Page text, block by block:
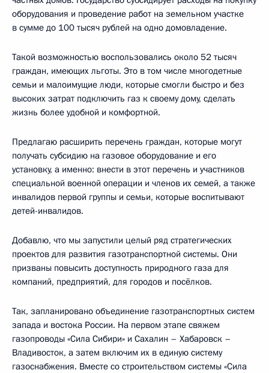
оборудования и проведение работ на земельном участке
в сумме до 100 тысяч рублей на одно домовладение.
Такой возможностью воспользовались около 52 тысяч
граждан, имеющих льготы. Это в том числе многодетные
семьи и малоимущие люди, которые смогли быстро и без
высоких затрат подключить газ к своему дому, сделать
жизнь более удобной и комфортной.
Предлагаю расширить перечень граждан, которые могут
получать субсидию на газовое оборудование и его
установку, а именно: внести в этот перечень и участников
специальной военной операции и членов их семей, а также
инвалидов первой группы и семьи, которые воспитывают
детей-инвалидов.
Добавлю, что мы запустили целый ряд стратегических
проектов для развития газотранспортной системы. Они
призваны повысить доступность природного газа для
компаний, предприятий, для городов и посёлков.
Так, запланировано объединение газотранспортных систем
запада и востока России. На первом этапе свяжем
газопроводы «Сила Сибири» и Сахалин – Хабаровск –
Владивосток, а затем включим их в единую систему
газоснабжения. Вместе со строительством системы «Сила